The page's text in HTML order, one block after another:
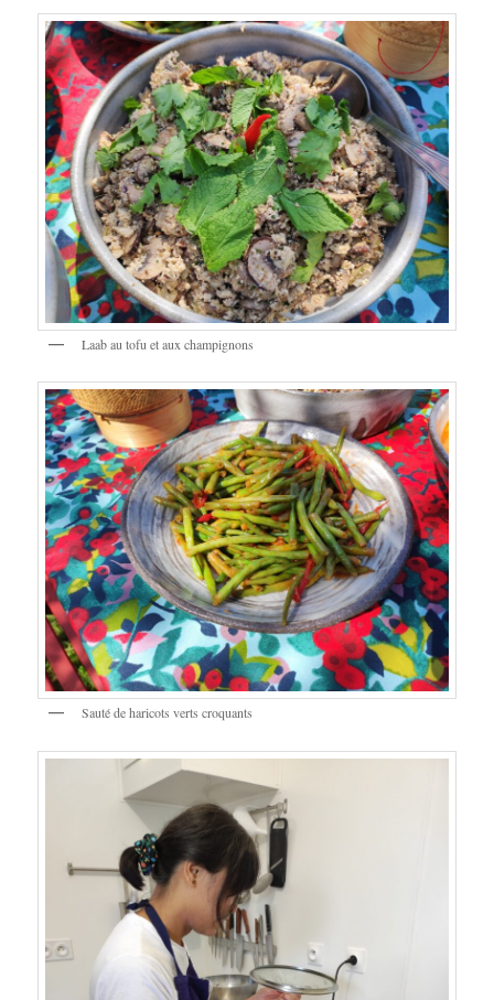
Laab au tofu et aux champignons
Sauté de haricots verts croquants